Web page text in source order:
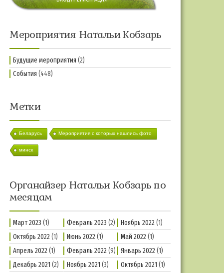
Мероприятия Натальи Кобзарь
Будущие мероприятия (2)
События (448)
Метки
Беларусь Мероприятия с которых нашлись фото
минск
Органайзер Натальи Кобзарь по
месяцам
Март 2023 (1) Февраль 2023 (2) Ноябрь 2022(1)
Октябрь 2022(1) Июнь 2022(1) Май 2022(1)
Апрель 2022(1) Февраль 2022(9) Январь 2022(1)
Декабрь 2021 (2) Ноябрь 2021 (3) Октябрь 2021 (1)